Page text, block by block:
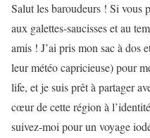
Salut les baroudeurs ! Si vous
aux galettes-saucisses et au
amis ! J’ai pris mon sac à dos
leur météo capricieuse) pour
life, et je suis prêt à partager
cœur de cette région à
suivez-moi pour un voyage